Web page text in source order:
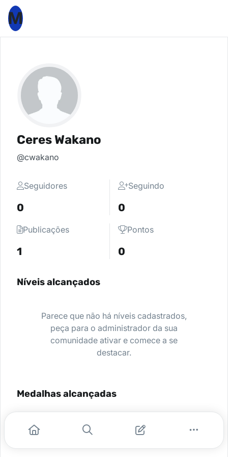
M
Ceres Wakano
@cwakano
Seguidores
0
Seguindo
0
Publicações
1
Pontos
0
Níveis alcançados
Parece que não há níveis cadastrados,
peça para o administrador da sua
comunidade ativar e comece a se
destacar.
Medalhas alcançadas
Nenhuma medalha encontrada